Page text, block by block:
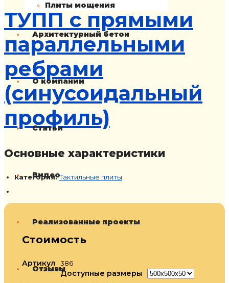
Плиты мощения
Архитектурный бетон
О компании
Статьи
Видео
Реализованные проекты
Отзывы
ТУПП с прямыми
параллельными
ребрами
(синусоидальный
профиль)
Основные характеристики
Категория:Тактильные плиты
Стоимость
Артикул 386
Доступные размеры